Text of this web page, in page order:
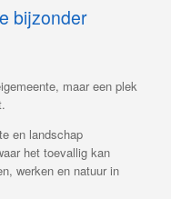
bijzonder
maar een plek
en landschap
het toevallig kan
werken en natuur in